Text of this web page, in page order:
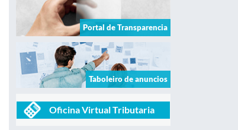
Portal de Transparencia
Taboleiro de anuncios
Oficina Virtual Tributaria